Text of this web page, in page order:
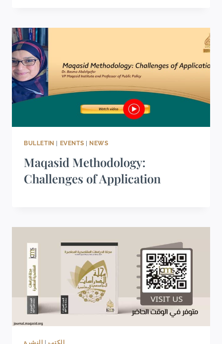
BULLETIN EVENTS NEWS
Maqasid Methodology:
Challenges of Application